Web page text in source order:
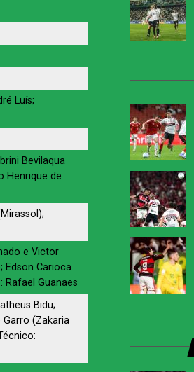
Luís;
Bevilaqua
Henrique de
e Victor
Edson Carioca
Rafael Guanaes
Bidu;
Garro (Zakaria